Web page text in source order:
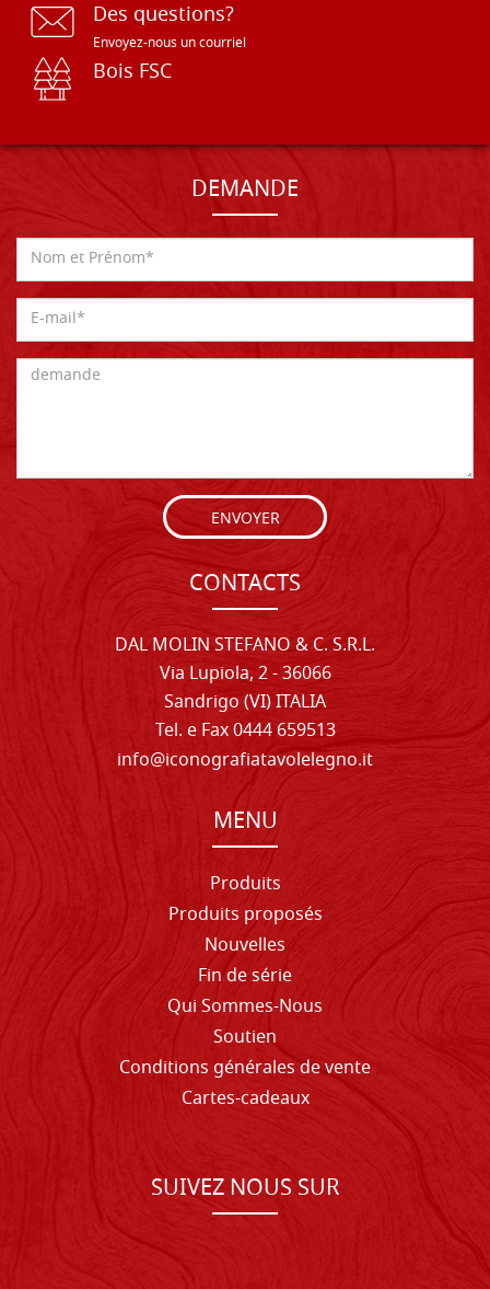
Des questions?
Envoyez-nous un courriel
Bois FSC
DEMANDE
ENVOYER
CONTACTS
DAL MOLIN STEFANO & C. S.R.L.
Via Lupiola, 2 - 36066
Sandrigo (VI) ITALIA
Tel. e Fax 0444 659513
info@iconografiatavolelegno.it
MENU
Produits
Produits proposés
Nouvelles
Fin de série
Qui Sommes-Nous
Soutien
Conditions générales de vente
Cartes-cadeaux
SUIVEZ NOUS SUR